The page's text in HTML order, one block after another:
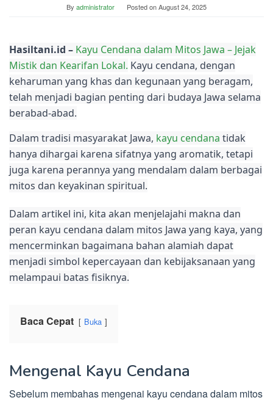
By administrator Posted onAugust 24, 2025
Hasiltani.id – Kayu Cendana dalam Mitos Jawa – Jejak
Mistik dan Kearifan Lokal. Kayu cendana, dengan
keharuman yang khas dan kegunaan yang beragam,
telah menjadi bagian penting dari budaya Jawa selama
berabad-abad.
Dalam tradisi masyarakat Jawa, kayu cendana tidak
hanya dihargai karena sifatnya yang aromatik, tetapi
juga karena perannya yang mendalam dalam berbagai
mitos dan keyakinan spiritual.
Dalam artikel ini, kita akan menjelajahi makna dan
peran kayu cendana dalam mitos Jawa yang kaya, yang
mencerminkan bagaimana bahan alamiah dapat
menjadi simbol kepercayaan dan kebijaksanaan yang
melampaui batas fisiknya.
Baca Cepat Buka
Mengenal Kayu Cendana
Sebelum membahas mengenai kayu cendana dalam mitos